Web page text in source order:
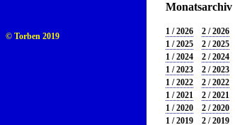
© Torben 2019
Monatsarchiv
1 / 2026 2 / 2026
1 / 2025
2 / 2025
1 / 2024
2 / 2024
1 / 2023
2 / 2023
1 / 2022
2 / 2022
1 / 2021
2 / 2021
1 / 2020
2 / 2020
1 / 2019
2 / 2019